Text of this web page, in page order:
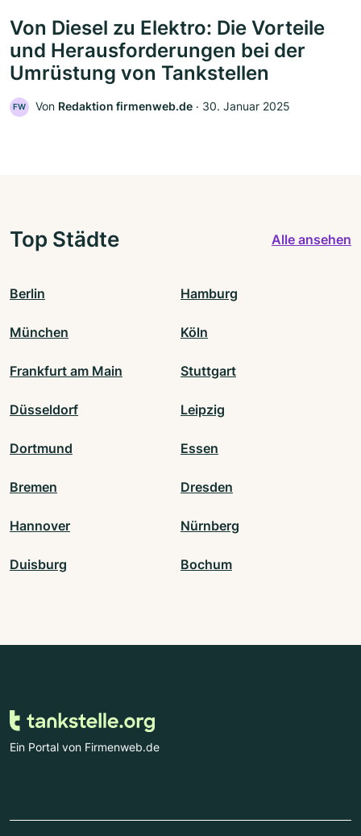
Von Diesel zu Elektro: Die Vorteile
und Herausforderungen bei der
Umrüstung von Tankstellen
FW Von Redaktion firmenweb.de ‧ 30. Januar 2025
Top Städte Alle ansehen
Berlin Hamburg
München Köln
Frankfurt am Main Stuttgart
Düsseldorf Leipzig
Dortmund Essen
Bremen Dresden
Hannover Nürnberg
Duisburg Bochum
Ein Portal von Firmenweb.de